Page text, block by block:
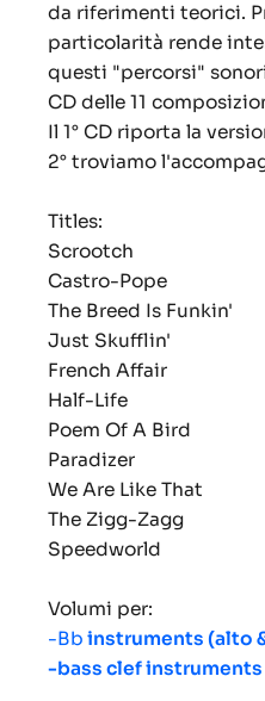
da riferimenti teorici.
particolarità rende
questi "percorsi"
CD delle 11
Il 1° CD riporta la
2° troviamo
Titles:
Scrootch
Castro-Pope
The Breed Is Funkin'
Just Skufflin'
French Affair
Half-Life
Poem Of A Bird
Paradizer
We Are Like That
The Zigg-Zagg
Speedworld
Volumi per:
-Bb instruments (alto
-bass clef